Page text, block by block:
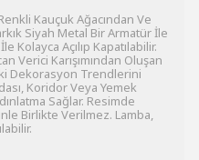
Kauçuk Ağacından Ve
Siyah Metal Bir Armatür İle
Kolayca Açılıp Kapatılabilir.
Verici Karışımından Oluşan
Dekorasyon Trendlerini
Koridor Veya Yemek
Sağlar. Resimde
Birlikte Verilmez. Lamba,